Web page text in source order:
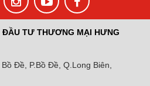
ĐẦU TƯ THƯƠNG MẠI HƯNG
Đề, P.Bồ Đề, Q.Long Biên,